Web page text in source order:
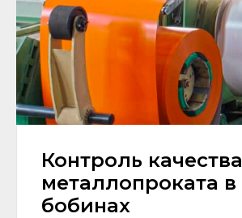
Контроль качества
металлопроката в
бобинах